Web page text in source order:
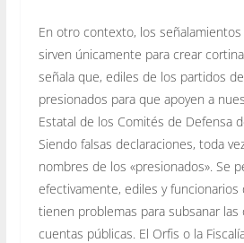
En otro contexto, los
sirven únicamente para crear
señala que, ediles de los partidos
presionados para que apoyen a
Estatal de los Comités de Defensa
Siendo falsas declaraciones, toda
nombres de los «presionados». Se
efectivamente, ediles y funcionarios
tienen problemas para subsanar las
cuentas públicas. El Orfis o la